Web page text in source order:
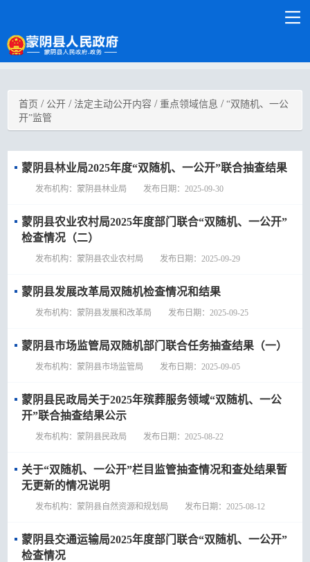
首页 / 公开 / 法定主动公开内容 /重点领域信息 /“双随机、一公
开”监管
蒙阴县林业局2025年度“双随机、一公开”联合抽查结果
发布机构：蒙阴县林业局 发布日期：2025-09-30
蒙阴县农业农村局2025年度部门联合“双随机、一公开”
检查情况（二）
发布机构：蒙阴县农业农村局 发布日期：2025-09-29
蒙阴县发展改革局双随机检查情况和结果
发布机构：蒙阴县发展和改革局 发布日期：2025-09-25
蒙阴县市场监管局双随机部门联合任务抽查结果（一）
发布机构：蒙阴县市场监管局 发布日期：2025-09-05
蒙阴县民政局关于2025年殡葬服务领域“双​随机、一公
开”联合抽查结果公示
发布机构：蒙阴县民政局 发布日期：2025-08-22
关于“双随机、一公开”栏目监管抽查情况和查处结果暂
无更新的情况说明
发布机构：蒙阴县自然资源和规划局 发布日期：2025-08-12
蒙阴县交通运输局2025年度部门联合“双随机、一公开”
检查情况